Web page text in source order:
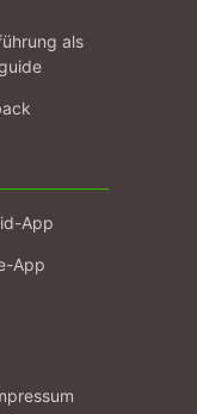
als
App
App